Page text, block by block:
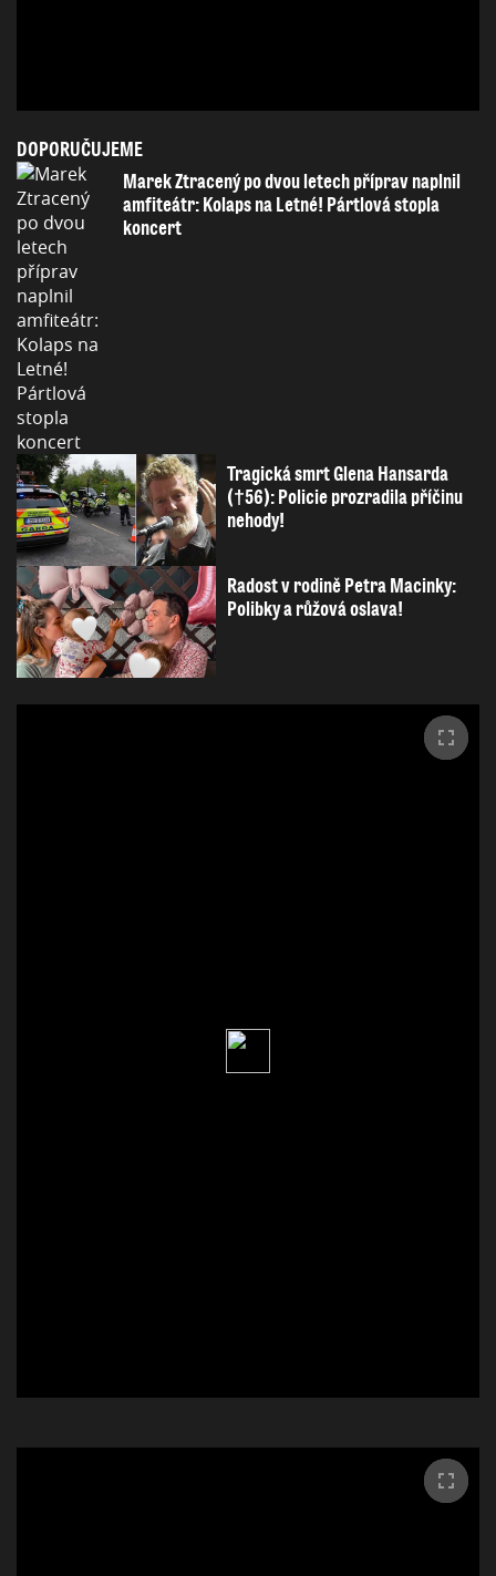
DOPORUČUJEME
Marek Ztracený po dvou letech příprav naplnil
amfiteátr: Kolaps na Letné! Pártlová stopla
koncert
Tragická smrt Glena Hansarda
(†56): Policie prozradila příčinu
nehody!
Radost v rodině Petra Macinky:
Polibky a růžová oslava!